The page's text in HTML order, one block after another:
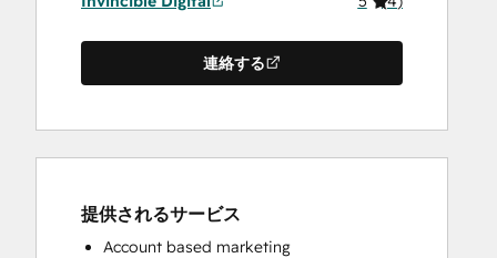
連絡する
提供されるサービス
Account based marketing